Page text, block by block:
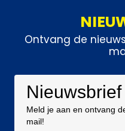
Ontvang de
Nieuwsbrief
Meld je aan en ontvang
mail!